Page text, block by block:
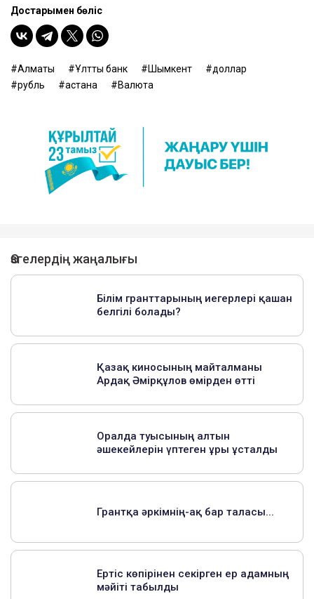
Достарыңмен бөліс
Алматы Ұлттық банк Шымкент
доллар
рубль
астана Валюта